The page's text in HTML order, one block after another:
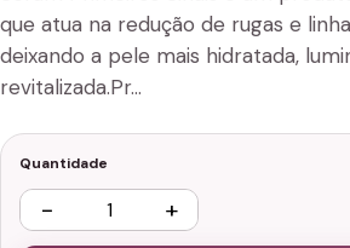
que atua na redução de rugas e
deixando a pele mais hidratada,
revitalizada.Pr…
Quantidade
− +